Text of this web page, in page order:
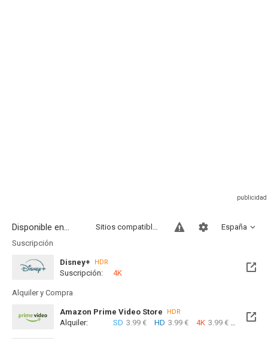
Disponible en... España
Sitios compatibles
Suscripción
Disney+ HDR
Suscripción: 4K
Alquiler y Compra
Amazon Prime Video Store HDR
Alquiler: SD 3.99 € HD 3.99 € 4K 3.99 €